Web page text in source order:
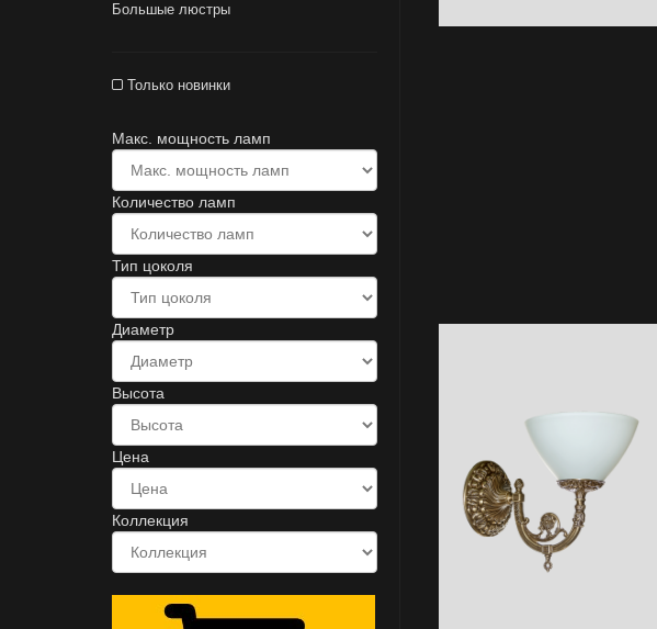
Большые люстры
Только новинки
Макс. мощность ламп
Количество ламп
Тип цоколя
Диаметр
Высота
Цена
Коллекция